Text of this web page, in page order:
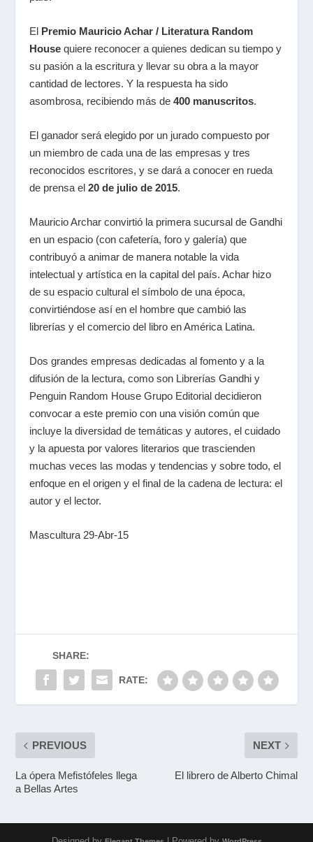
El Premio Mauricio Achar / Literatura Random
House quiere reconocer a quienes dedican su tiempo y
su pasión a la escritura y llevar su obra a la mayor
cantidad de lectores. Y la respuesta ha sido
asombrosa, recibiendo más de400 manuscritos.
El ganador será elegido por un jurado compuesto por
un miembro de cada una de las empresas y tres
reconocidos escritores, y se dará a conocer en rueda
de prensa el20 de julio de 2015.
Mauricio Archar convirtió la primera sucursal de Gandhi
en un espacio (con cafetería, foro y galería) que
contribuyó a animar de manera notable la vida
intelectual y artística en la capital del país. Achar hizo
de su espacio cultural el símbolo de una época,
convirtiéndose así en el hombre que cambió las
librerías y el comercio del libro en América Latina.
Dos grandes empresas dedicadas al fomento y a la
difusión de la lectura, como son Librerías Gandhi y
Penguin Random House Grupo Editorial decidieron
convocar a este premio con una visión común que
incluye la diversidad de temáticas y autores, el cuidado
y la apuesta por valores literarios que trascienden
muchas veces las modas y tendencias y sobre todo, el
enfoque en el origen y el final de la cadena de lectura: el
autor y el lector.
Mascultura 29-Abr-15
SHARE:
RATE:
PREVIOUS
La ópera Mefistófeles llega
a Bellas Artes
NEXT
El librero de Alberto Chimal